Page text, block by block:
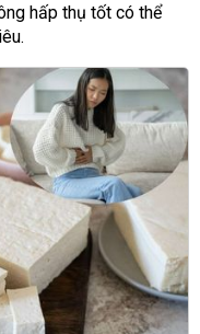
hấp thụ tốt có thể